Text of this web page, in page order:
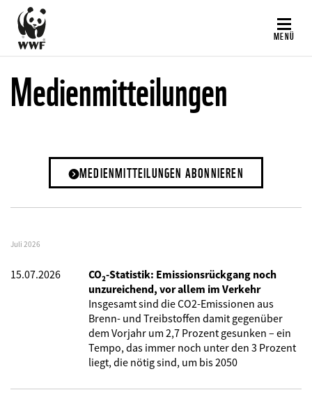
Direkt
zum
Inhalt
MENÜ
Medienmitteilungen
MEDIENMITTEILUNGEN ABONNIEREN
Juli 2026
15.07.2026
CO₂-Statistik: Emissionsrückgang noch
unzureichend, vor allem im Verkehr
Insgesamt sind die CO2-Emissionen aus
Brenn- und Treibstoffen damit gegenüber
dem Vorjahr um 2,7 Prozent gesunken – ein
Tempo, das immer noch unter den 3 Prozent
liegt, die nötig sind, um bis 2050